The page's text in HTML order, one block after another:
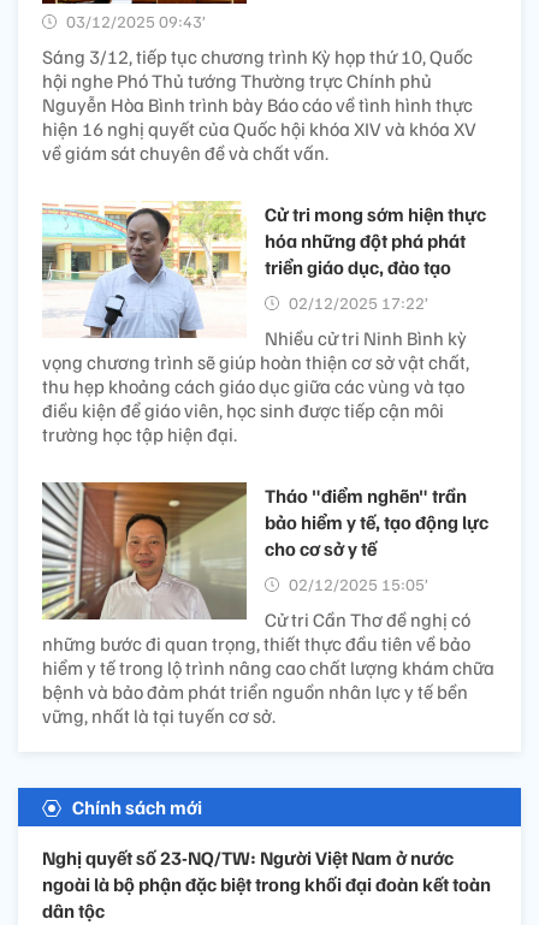
03/12/2025 09:43’
Sáng 3/12, tiếp tục chương trình Kỳ họp thứ 10, Quốc
hội nghe Phó Thủ tướng Thường trực Chính phủ
Nguyễn Hòa Bình trình bày Báo cáo về tình hình thực
hiện 16 nghị quyết của Quốc hội khóa XIV và khóa XV
về giám sát chuyên đề và chất vấn.
Cử tri mong sớm hiện thực
hóa những đột phá phát
triển giáo dục, đào tạo
02/12/2025 17:22’
Nhiều cử tri Ninh Bình kỳ
vọng chương trình sẽ giúp hoàn thiện cơ sở vật chất,
thu hẹp khoảng cách giáo dục giữa các vùng và tạo
điều kiện để giáo viên, học sinh được tiếp cận môi
trường học tập hiện đại.
Tháo "điểm nghẽn" trần
bảo hiểm y tế, tạo động lực
cho cơ sở y tế
02/12/2025 15:05’
Cử tri Cần Thơ đề nghị có
những bước đi quan trọng, thiết thực đầu tiên về bảo
hiểm y tế trong lộ trình nâng cao chất lượng khám chữa
bệnh và bảo đảm phát triển nguồn nhân lực y tế bền
vững, nhất là tại tuyến cơ sở.
Chính sách mới
Nghị quyết số 23-NQ/TW: Người Việt Nam ở nước
ngoài là bộ phận đặc biệt trong khối đại đoàn kết toàn
dân tộc